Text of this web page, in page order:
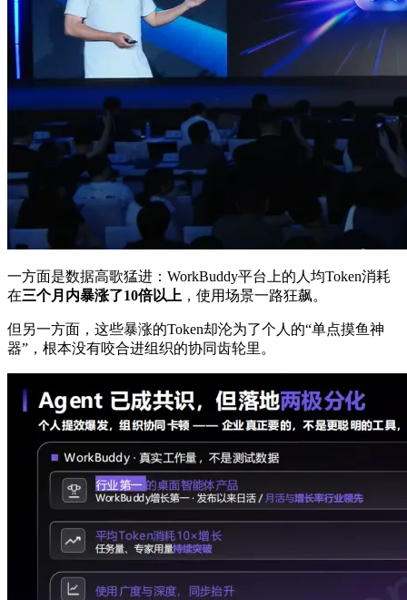
一方面是数据高歌猛进：WorkBuddy平台上的人均Token消耗
在三个月内暴涨了10倍以上 ，使用场景一路狂飙。
但另一方面，这些暴涨的Token却沦为了个人的“单点摸鱼神
器”，根本没有咬合进组织的协同齿轮里。